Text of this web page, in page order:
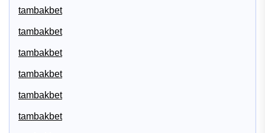
tambakbet
tambakbet
tambakbet
tambakbet
tambakbet
tambakbet